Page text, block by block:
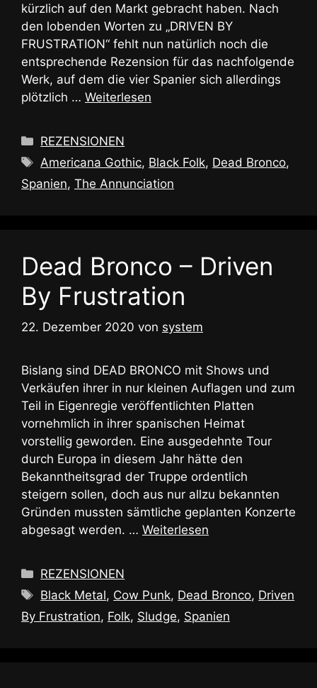
kürzlich auf den Markt gebracht haben. Nach
den lobenden Worten zu „DRIVEN BY
FRUSTRATION“ fehlt nun natürlich noch die
entsprechende Rezension für das nachfolgende
Werk, auf dem die vier Spanier sich allerdings
plötzlich … Weiterlesen
Kategorien
REZENSIONEN
Schlagwörter
Americana Gothic, Black Folk, Dead Bronco,
Spanien, The Annunciation
Dead Bronco – Driven
By Frustration
22. Dezember 2020 von system
Bislang sind DEAD BRONCO mit Shows und
Verkäufen ihrer in nur kleinen Auflagen und zum
Teil in Eigenregie veröffentlichten Platten
vornehmlich in ihrer spanischen Heimat
vorstellig geworden. Eine ausgedehnte Tour
durch Europa in diesem Jahr hätte den
Bekanntheitsgrad der Truppe ordentlich
steigern sollen, doch aus nur allzu bekannten
Gründen mussten sämtliche geplanten Konzerte
abgesagt werden. … Weiterlesen
Kategorien
REZENSIONEN
Schlagwörter
Black Metal, Cow Punk, Dead Bronco, Driven
By Frustration, Folk, Sludge, Spanien